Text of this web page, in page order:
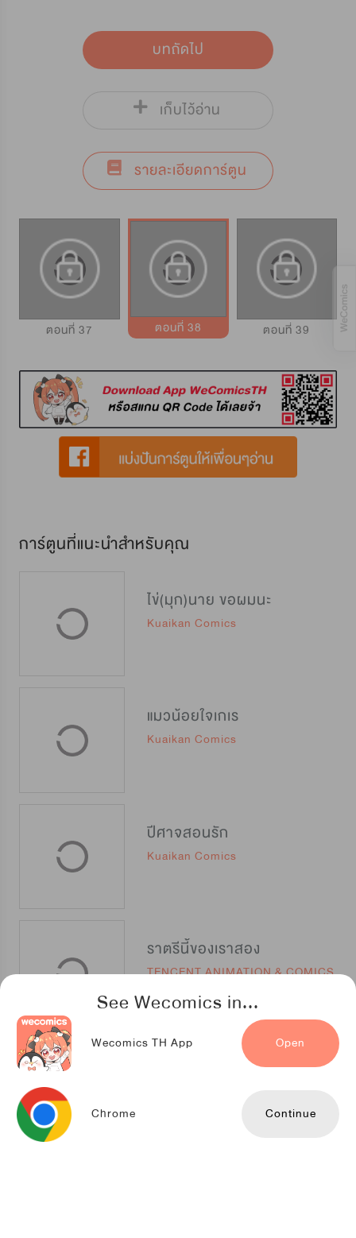
See Wecomics in...
Wecomics TH App Open
Chrome Continue
บทถัดไป
เก็บไว้อ่าน
รายละเอียดการ์ตูน
ตอนที่ 37 ตอนที่ 38 ตอนที่ 39
การ์ตูนที่แนะนำสำหรับคุณ
ไข่(มุก)นาย ขอผมนะ
Kuaikan Comics
แมวน้อยใจเกเร
Kuaikan Comics
ปีศาจสอนรัก
Kuaikan Comics
ราตรีนี้ของเราสอง
TENCENT ANIMATION & COMICS